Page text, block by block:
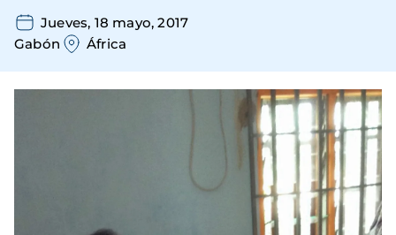
Jueves, 18 mayo, 2017
Gabón
África